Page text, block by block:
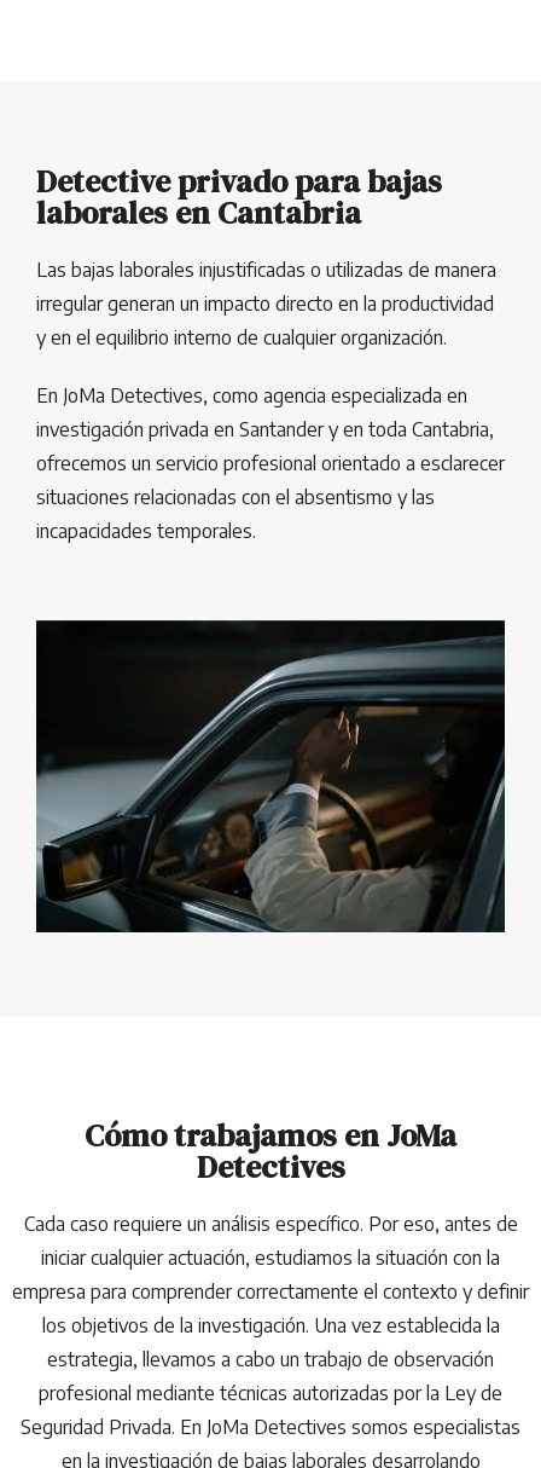
Detective privado para bajas
laborales en Cantabria
Las bajas laborales injustificadas o utilizadas de manera
irregular generan un impacto directo en la productividad
y en el equilibrio interno de cualquier organización.
En JoMa Detectives, como agencia especializada en
investigación privada en Santander y en toda Cantabria,
ofrecemos un servicio profesional orientado a esclarecer
situaciones relacionadas con el absentismo y las
incapacidades temporales.
Cómo trabajamos en JoMa
Detectives
Cada caso requiere un análisis específico. Por eso, antes de
iniciar cualquier actuación, estudiamos la situación con la
empresa para comprender correctamente el contexto y definir
los objetivos de la investigación. Una vez establecida la
estrategia, llevamos a cabo un trabajo de observación
profesional mediante técnicas autorizadas por la Ley de
Seguridad Privada. En JoMa Detectives somos especialistas
en la investigación de bajas laborales desarrolando